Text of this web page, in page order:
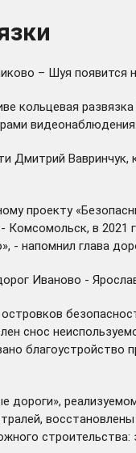
– Шуя появится
кольцевая
видеонаблюдения.
Дмитрий
проекту
в 2021
- напомнил глава
Иваново -
снос
благоустройство
дороги»,